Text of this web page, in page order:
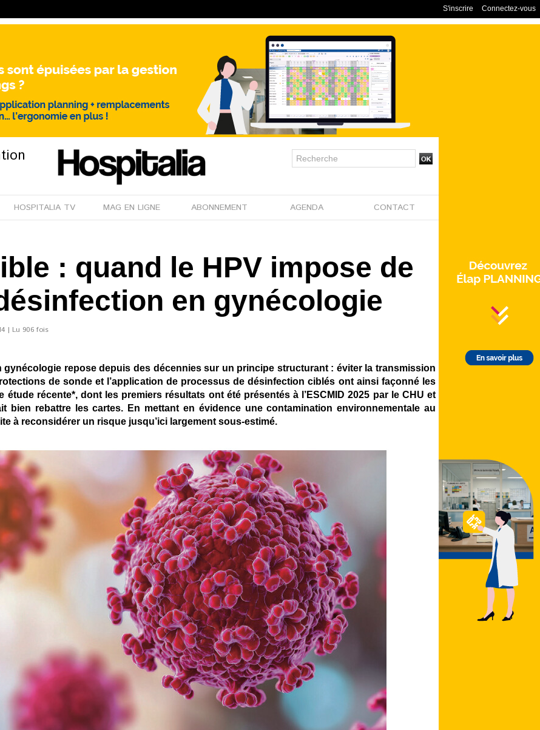
Connectez-vous
S'inscrire
HOSPITALIA TV MAG EN LIGNE ABONNEMENT AGENDA CONTACT
: quand le HPV impose de
en gynécologie
| Lu 906 fois
gynécologie repose depuis des décennies sur un principe structurant : éviter la transmission
de sonde et l’application de processus de désinfection ciblés ont ainsi façonné les
étude récente*, dont les premiers résultats ont été présentés à l’ESCMID 2025 par le CHU et
bien rebattre les cartes. En mettant en évidence une contamination environnementale au
à reconsidérer un risque jusqu’ici largement sous-estimé.